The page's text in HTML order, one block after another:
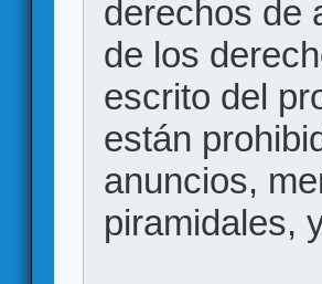
derechos de
de los
escrito del
están
anuncios,
piramidales,